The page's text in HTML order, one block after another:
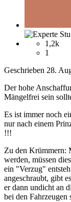
1,2k
1
Geschrieben 28.
Der hohe
Mängelfrei sein
Es ist immer noch
nur nach einem
!!!
Zu den Krümmern:
werden, müssen
ein "Verzug"
angeschraubt, gibt
er dann undicht an
bei den Fahrzeugen